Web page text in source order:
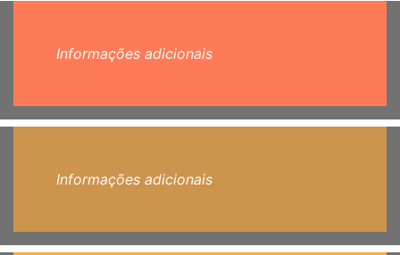
Informações adicionais
Informações adicionais